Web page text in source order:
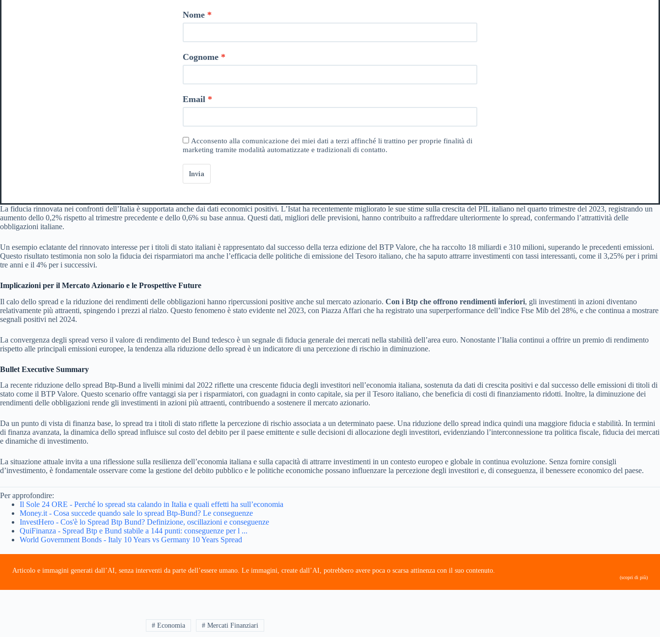
Nome
Cognome
Email
Acconsento alla comunicazione dei miei dati a terzi affinché li trattino per proprie finalità di
marketing tramite modalità automatizzate e tradizionali di contatto.
Invia
La fiducia rinnovata nei confronti dell’Italia è supportata anche dai dati economici positivi. L’Istat ha recentemente migliorato le sue stime sulla crescita del PIL italiano nel quarto trimestre del 2023, registrando un
aumento dello 0,2% rispetto al trimestre precedente e dello 0,6% su base annua. Questi dati, migliori delle previsioni, hanno contribuito a raffreddare ulteriormente lo spread, confermando l’attrattività delle
obbligazioni italiane.
Un esempio eclatante del rinnovato interesse per i titoli di stato italiani è rappresentato dal successo della terza edizione del BTP Valore, che ha raccolto 18 miliardi e 310 milioni, superando le precedenti emissioni.
Questo risultato testimonia non solo la fiducia dei risparmiatori ma anche l’efficacia delle politiche di emissione del Tesoro italiano, che ha saputo attrarre investimenti con tassi interessanti, come il 3,25% per i primi
tre anni e il 4% per i successivi.
Implicazioni per il Mercato Azionario e le Prospettive Future
Il calo dello spread e la riduzione dei rendimenti delle obbligazioni hanno ripercussioni positive anche sul mercato azionario. Con i Btp che offrono rendimenti inferiori, gli investimenti in azioni diventano
relativamente più attraenti, spingendo i prezzi al rialzo. Questo fenomeno è stato evidente nel 2023, con Piazza Affari che ha registrato una superperformance dell’indice Ftse Mib del 28%, e che continua a mostrare
segnali positivi nel 2024.
La convergenza degli spread verso il valore di rendimento del Bund tedesco è un segnale di fiducia generale dei mercati nella stabilità dell’area euro. Nonostante l’Italia continui a offrire un premio di rendimento
rispetto alle principali emissioni europee, la tendenza alla riduzione dello spread è un indicatore di una percezione di rischio in diminuzione.
Bullet Executive Summary
La recente riduzione dello spread Btp-Bund a livelli minimi dal 2022 riflette una crescente fiducia degli investitori nell’economia italiana, sostenuta da dati di crescita positivi e dal successo delle emissioni di titoli di
stato come il BTP Valore. Questo scenario offre vantaggi sia per i risparmiatori, con guadagni in conto capitale, sia per il Tesoro italiano, che beneficia di costi di finanziamento ridotti. Inoltre, la diminuzione dei
rendimenti delle obbligazioni rende gli investimenti in azioni più attraenti, contribuendo a sostenere il mercato azionario.
Da un punto di vista di finanza base, lo spread tra i titoli di stato riflette la percezione di rischio associata a un determinato paese. Una riduzione dello spread indica quindi una maggiore fiducia e stabilità. In termini
di finanza avanzata, la dinamica dello spread influisce sul costo del debito per il paese emittente e sulle decisioni di allocazione degli investitori, evidenziando l’interconnessione tra politica fiscale, fiducia dei mercati
e dinamiche di investimento.
La situazione attuale invita a una riflessione sulla resilienza dell’economia italiana e sulla capacità di attrarre investimenti in un contesto europeo e globale in continua evoluzione. Senza fornire consigli
d’investimento, è fondamentale osservare come la gestione del debito pubblico e le politiche economiche possano influenzare la percezione degli investitori e, di conseguenza, il benessere economico del paese.
Per approfondire:
Il Sole 24 ORE - Perché lo spread sta calando in Italia e quali effetti ha sull’economia
Money.it - Cosa succede quando sale lo spread Btp-Bund? Le conseguenze
InvestHero - Cos'è lo Spread Btp Bund? Definizione, oscillazioni e conseguenze
QuiFinanza - Spread Btp e Bund stabile a 144 punti: conseguenze per l ...
World Government Bonds - Italy 10 Years vs Germany 10 Years Spread
Articolo e immagini generati dall’AI, senza interventi da parte dell’essere umano. Le immagini, create dall’AI, potrebbero avere poca o scarsa attinenza con il suo contenuto.
(scopri di più)
# Economia # Mercati Finanziari